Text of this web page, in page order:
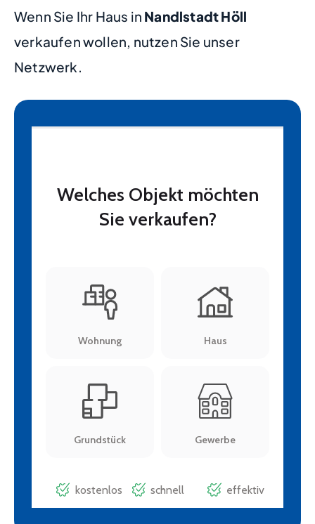
Wenn Sie Ihr Haus in Nandlstadt Höll
verkaufen wollen, nutzen Sie unser
Netzwerk.